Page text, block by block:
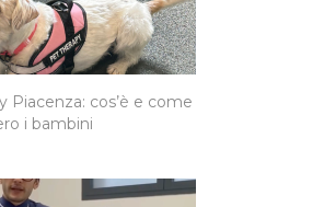
Piacenza: cos’è e come
i bambini